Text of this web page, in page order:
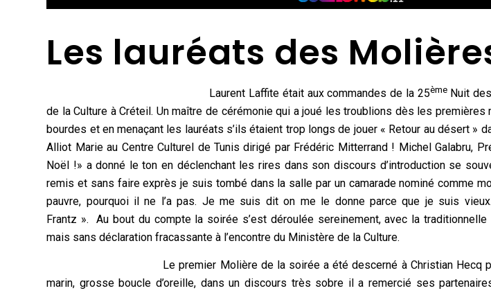
Les lauréats des
Laurent Laffite était aux commandes de la 25èmeNuit
de la Culture à Créteil. Un maître de cérémonie qui a joué les troublions dès les
bourdes et en menaçant les lauréats s’ils étaient trop longs de jouer « Retour au désert »
Alliot Marie au Centre Culturel de Tunis dirigé par Frédéric Mitterrand ! Michel Galabru,
Noël !» a donné le ton en déclenchant les rires dans son discours d’introduction se
remis et sans faire exprès je suis tombé dans la salle par un camarade nominé comme
pauvre, pourquoi il ne l’a pas. Je me suis dit on me le donne parce que je suis
Frantz ». Au bout du compte la soirée s’est déroulée sereinement, avec la
mais sans déclaration fracassante à l’encontre du Ministère de la Culture.
Le premier Molière de la soirée a été descerné à Christian Hecq
marin, grosse boucle d’oreille, dans un discours très sobre il a remercié ses